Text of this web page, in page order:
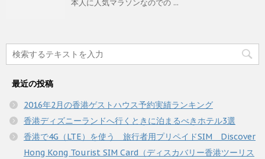
本人に人気マラソンなのでの ...
最近の投稿
2016年2月の香港ゲストハウス予約実績ランキング
香港ディズニーランドへ行くときに泊まるべきホテル3選
香港で4G（LTE）を使う 旅行者用プリペイドSIM Discover
Hong Kong Tourist SIM Card（ディスカバリー香港ツーリス